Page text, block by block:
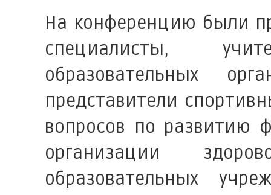
На конференцию были
специалисты,
образовательных
представители
вопросов по развитию
организации
образовательных